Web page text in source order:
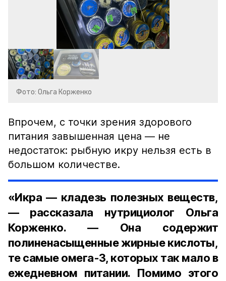
Фото: Ольга Корженко
Впрочем, с точки зрения здорового
питания завышенная цена — не
недостаток: рыбную икру нельзя есть в
большом количестве.
«Икра — кладезь полезных веществ,
— рассказала нутрициолог Ольга
Корженко. — Она содержит
полиненасыщенные жирные кислоты,
те самые омега-3, которых так мало в
ежедневном питании. Помимо этого